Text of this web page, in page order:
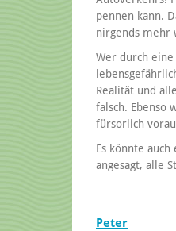
pennen kann.
nirgends mehr
Wer durch
Realität und
falsch. Ebenso
fürsorlich
Es könnte
angesagt, alle
Peter